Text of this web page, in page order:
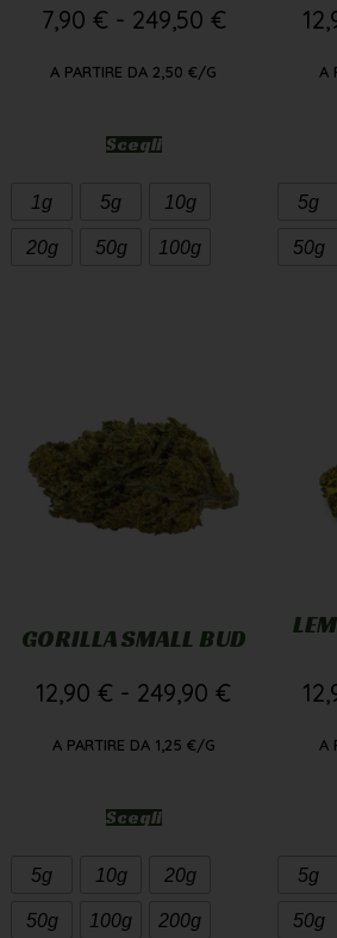
7,90 € - 249,50 €
A PARTIRE DA 2,50 €/G
Scegli
1g 5g 10g
20g 50g 100g
A
5g
50g
GORILLA SMALL BUD
12,90 € - 249,90 €
A PARTIRE DA 1,25 €/G
Scegli
5g 10g 20g
50g 100g 200g
A
5g
50g